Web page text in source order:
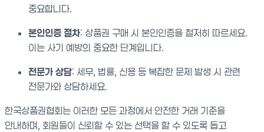
중요합니다.
본인인증 절차: 상품권 구매 시 본인인증을 철저히 따르세요.
이는 사기 예방의 중요한 단계입니다.
전문가 상담: 세무, 법률, 신용 등 복잡한 문제 발생 시 관련
전문가와 상담하세요.
한국상품권협회는 이러한 모든 과정에서 안전한 거래 기준을
안내하며, 회원들이 신뢰할 수 있는 선택을 할 수 있도록 돕고